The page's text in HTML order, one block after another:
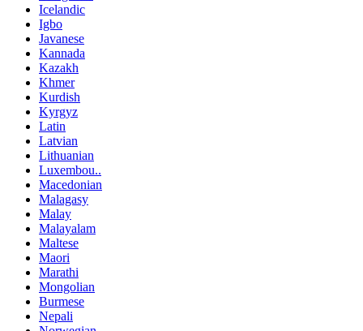
Icelandic
Igbo
Javanese
Kannada
Kazakh
Khmer
Kurdish
Kyrgyz
Latin
Latvian
Lithuanian
Luxembou..
Macedonian
Malagasy
Malay
Malayalam
Maltese
Maori
Marathi
Mongolian
Burmese
Nepali